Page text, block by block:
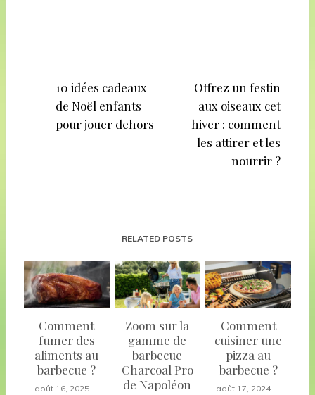
l’article
10 idées cadeaux
de Noël enfants
pour jouer dehors
Offrez un festin
aux oiseaux cet
hiver : comment
les attirer et les
nourrir ?
RELATED POSTS
Comment
fumer des
aliments au
barbecue ?
août 16, 2025
Zoom sur la
gamme de
barbecue
Charcoal Pro
de Napoléon
Comment
cuisiner une
pizza au
barbecue ?
août 17, 2024